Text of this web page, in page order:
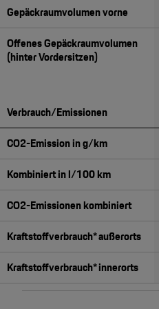
Gepäckraumvolumen vorne
Offenes Gepäckraumvolumen
(hinter Vordersitzen)
Verbrauch/Emissionen
CO2-Emission in g/km
Kombiniert in l/100 km
CO2-Emissionen kombiniert
Kraftstoffverbrauch* außerorts
Kraftstoffverbrauch* innerorts